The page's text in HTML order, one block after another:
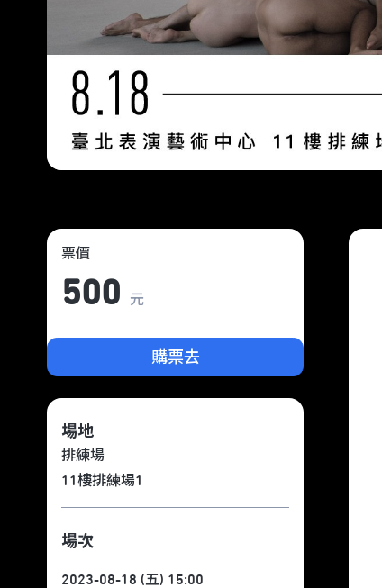
票價
500 元
購票去
場地
排練場
11樓排練場1
場次
2023-08-18 (五) 15:00